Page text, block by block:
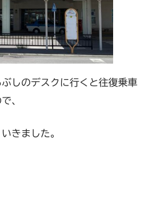
しのデスクに行くと往復乗車
、
きました。